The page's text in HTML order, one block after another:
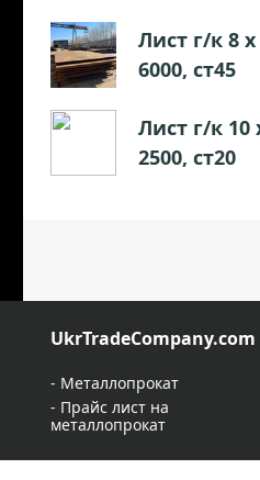
Лист г/к 8 х
6000, ст45
Лист г/к 10
2500, ст20
- Металлопрокат
- Прайс лист на
металлопрокат